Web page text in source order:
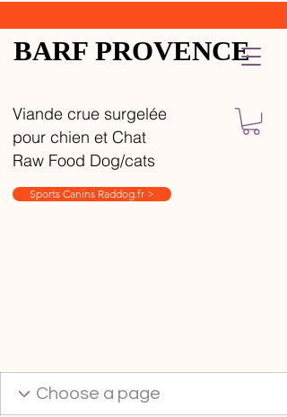
BARF PROVENCE
Viande crue surgelée
pour chien et Chat
Raw Food Dog/cats
Sports Canins Raddog.fr >